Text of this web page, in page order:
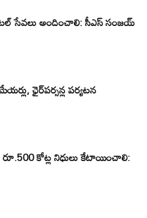
సేవలు అందించాలి: సీఎస్ సంజయ్
ఛైర్‌పర్సన్ల పర్యటన
రూ.500 కోట్ల నిధులు కేటాయించాలి: